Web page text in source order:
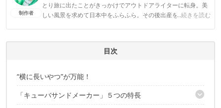
制作者
とり旅に出たことがきっかけでアウトドアライターに転身。美
しい風景を求めて日本中をふらふら。その後出産を機にデュオ
...続きを読む
山畑 理絵のプロフィール
目次
“横に長いやつ”が万能！
「キューバサンドメーカー」５つの特長